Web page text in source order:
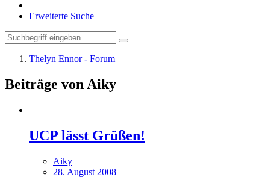
Erweiterte Suche
Thelyn Ennor - Forum
Beiträge von Aiky
UCP lässt Grüßen!
Aiky
28. August 2008